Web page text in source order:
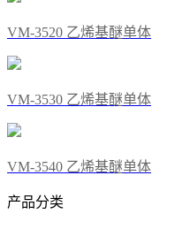
VM-3520 乙烯基醚单体
VM-3530 乙烯基醚单体
VM-3540 乙烯基醚单体
产品分类